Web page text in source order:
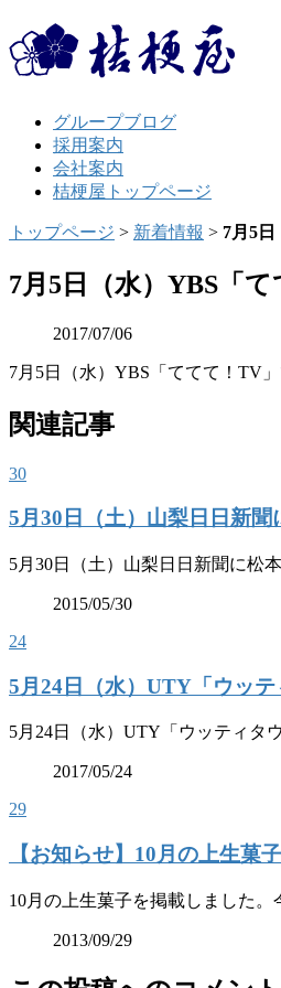
グループブログ
採用案内
会社案内
桔梗屋トップページ
トップページ > 新着情報 > 7月5
7月5日（水）YBS「
2017/07/06
7月5日（水）YBS「ててて！TV
関連記事
30
5月30日（土）山梨日日新聞
5月30日（土）山梨日日新聞に松
2015/05/30
24
5月24日（水）UTY「ウッ
5月24日（水）UTY「ウッティタ
2017/05/24
29
【お知らせ】10月の上生菓
10月の上生菓子を掲載しました。
2013/09/29